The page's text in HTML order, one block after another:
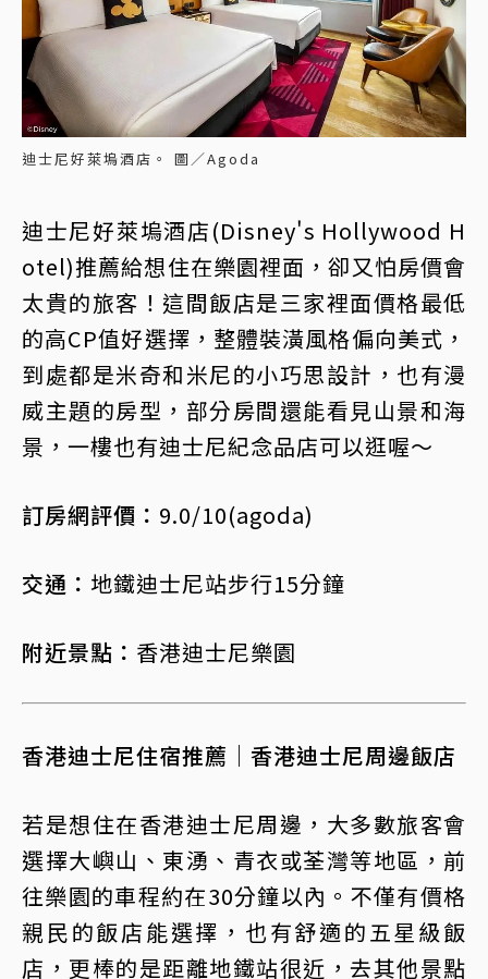
迪士尼好萊塢酒店。 圖／Agoda
迪士尼好萊塢酒店(Disney's Hollywood H
otel)推薦給想住在樂園裡面，卻又怕房價會
太貴的旅客！這間飯店是三家裡面價格最低
的高CP值好選擇，整體裝潢風格偏向美式，
到處都是米奇和米尼的小巧思設計，也有漫
威主題的房型，部分房間還能看見山景和海
景，一樓也有迪士尼紀念品店可以逛喔～
訂房網評價： 9.0/10(agoda)
交通： 地鐵迪士尼站步行15分鐘
附近景點： 香港迪士尼樂園
香港迪士尼住宿推薦｜香港迪士尼周邊飯店
若是想住在香港迪士尼周邊，大多數旅客會
選擇大嶼山、東湧、青衣或荃灣等地區，前
往樂園的車程約在30分鐘以內。不僅有價格
親民的飯店能選擇，也有舒適的五星級飯
店，更棒的是距離地鐵站很近，去其他景點